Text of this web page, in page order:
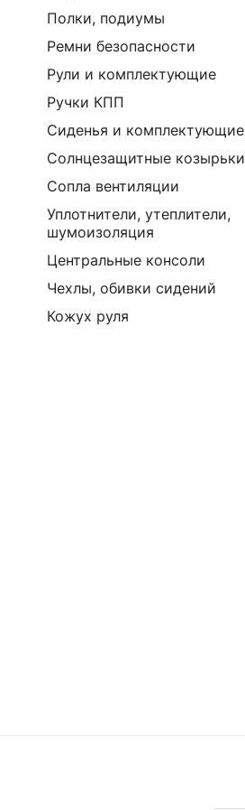
Полки, подиумы
Ремни безопасности
Рули и комплектующие
Ручки КПП
Сиденья и комплектующие
Солнцезащитные козырьки
Сопла вентиляции
Уплотнители, утеплители,
шумоизоляция
Центральные консоли
Чехлы, обивки сидений
Кожух руля